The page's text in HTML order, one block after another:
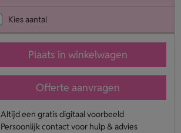
Kies aantal
Plaats in winkelwagen
Offerte aanvragen
Altijd een gratis digitaal voorbeeld
Persoonlijk contact voor hulp & advies